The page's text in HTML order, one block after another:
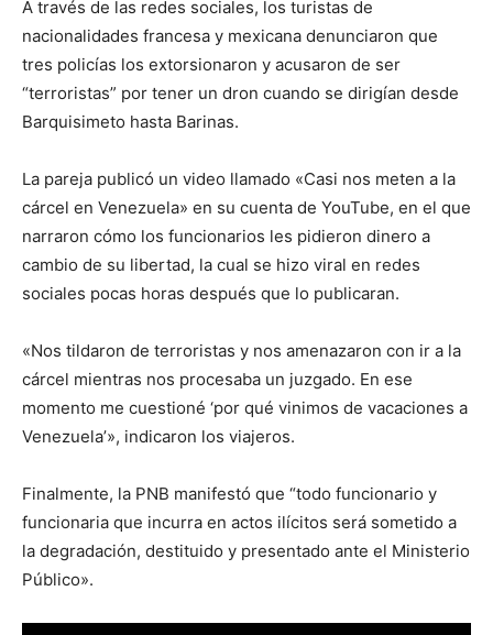
A través de las redes sociales, los turistas de
nacionalidades francesa y mexicana denunciaron que
tres policías los extorsionaron y acusaron de ser
“terroristas” por tener un dron cuando se dirigían desde
Barquisimeto hasta Barinas.
La pareja publicó un video llamado «Casi nos meten a la
cárcel en Venezuela» en su cuenta de YouTube, en el que
narraron cómo los funcionarios les pidieron dinero a
cambio de su libertad, la cual se hizo viral en redes
sociales pocas horas después que lo publicaran.
«Nos tildaron de terroristas y nos amenazaron con ir a la
cárcel mientras nos procesaba un juzgado. En ese
momento me cuestioné ‘por qué vinimos de vacaciones a
Venezuela’», indicaron los viajeros.
Finalmente, la PNB manifestó que “todo funcionario y
funcionaria que incurra en actos ilícitos será sometido a
la degradación, destituido y presentado ante el Ministerio
Público».